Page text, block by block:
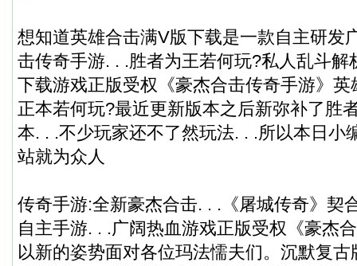
想知道英雄合击满V版下载是一款自主研发
击传奇手游. . .胜者为王若何玩?私人乱斗解
下载游戏正版受权《豪杰合击传奇手游》
正本若何玩?最近更新版本之后新弥补了胜
本. . .不少玩家还不了然玩法. . .所以本日小
站就为众人
传奇手游:全新豪杰合击. . .《屠城传奇》契
自主手游. . .广阔热血游戏正版受权《豪杰
以新的姿势面对各位玛法懦夫们。 沉默复古